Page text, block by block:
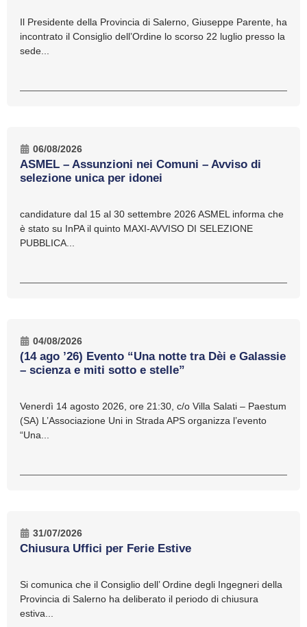
Il Presidente della Provincia di Salerno, Giuseppe Parente, ha
incontrato il Consiglio dell’Ordine lo scorso 22 luglio presso la
sede...
06/08/2026
ASMEL – Assunzioni nei Comuni – Avviso di
selezione unica per idonei
candidature dal 15 al 30 settembre 2026 ASMEL informa che
è stato su InPA il quinto MAXI-AVVISO DI SELEZIONE
PUBBLICA...
04/08/2026
(14 ago ’26) Evento “Una notte tra Dèi e Galassie
– scienza e miti sotto e stelle”
Venerdì 14 agosto 2026, ore 21:30, c/o Villa Salati – Paestum
(SA) L’Associazione Uni in Strada APS organizza l’evento
“Una...
31/07/2026
Chiusura Uffici per Ferie Estive
Si comunica che il Consiglio dell’ Ordine degli Ingegneri della
Provincia di Salerno ha deliberato il periodo di chiusura
estiva...